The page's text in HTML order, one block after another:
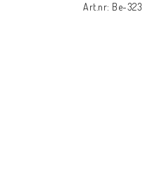
Art.nr: Be-323